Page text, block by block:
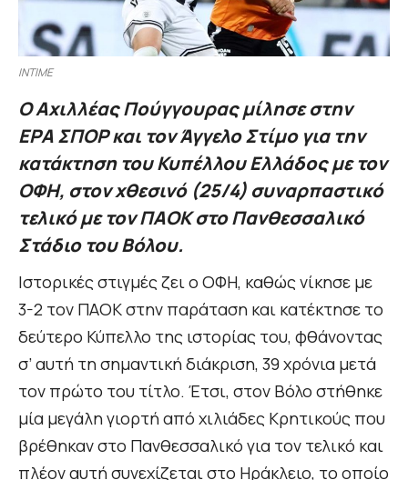
INTIME
Ο Αχιλλέας Πούγγουρας μίλησε στην
ΕΡΑ ΣΠΟΡ και τον Άγγελο Στίμο για την
κατάκτηση του Κυπέλλου Ελλάδος με τον
ΟΦΗ, στον χθεσινό (25/4) συναρπαστικό
τελικό με τον ΠΑΟΚ στο Πανθεσσαλικό
Στάδιο του Βόλου.
Ιστορικές στιγμές ζει ο ΟΦΗ, καθώς νίκησε με
3-2 τον ΠΑΟΚ στην παράταση και κατέκτησε το
δεύτερο Κύπελλο της ιστορίας του, φθάνοντας
σ’ αυτή τη σημαντική διάκριση, 39 χρόνια μετά
τον πρώτο του τίτλο. Έτσι, στον Βόλο στήθηκε
μία μεγάλη γιορτή από χιλιάδες Κρητικούς που
βρέθηκαν στο Πανθεσσαλικό για τον τελικό και
πλέον αυτή συνεχίζεται στο Ηράκλειο, το οποίο